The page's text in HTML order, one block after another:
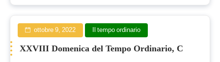
ottobre 9, 2022 Il tempo ordinario
XXVIII Domenica del Tempo Ordinario, C